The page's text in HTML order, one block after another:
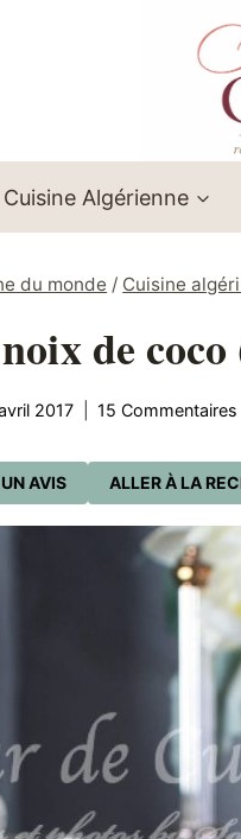
Cuisine Algérienne
du monde / Cuisine
de
2017 15 Commentaires
ALLER À LA
AVIS